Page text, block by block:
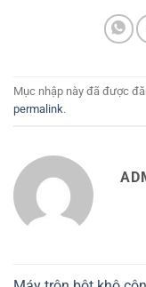
Mục nhập này đã được
permalink.